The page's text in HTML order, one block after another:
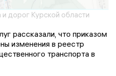
дорог Курской области
рассказали, что приказом
изменения в реестр
транспорта в